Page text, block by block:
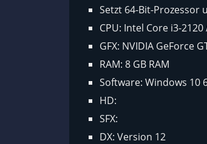
Setzt 64-Bit-Prozessor
CPU: Intel Core i3-
GFX: NVIDIA GeForce
RAM: 8 GB RAM
Software: Windows 10
HD:
SFX:
DX: Version 12